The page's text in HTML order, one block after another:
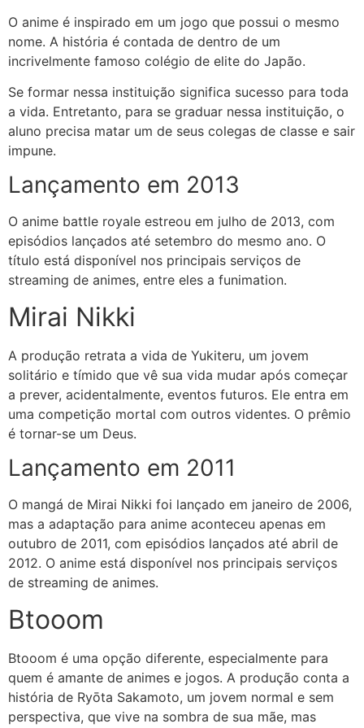
O anime é inspirado em um jogo que possui o mesmo
nome. A história é contada de dentro de um
incrivelmente famoso colégio de elite do Japão.
Se formar nessa instituição significa sucesso para toda
a vida. Entretanto, para se graduar nessa instituição, o
aluno precisa matar um de seus colegas de classe e sair
impune.
Lançamento em 2013
O anime battle royale estreou em julho de 2013, com
episódios lançados até setembro do mesmo ano. O
título está disponível nos principais serviços de
streaming de animes, entre eles a funimation.
Mirai Nikki
A produção retrata a vida de Yukiteru, um jovem
solitário e tímido que vê sua vida mudar após começar
a prever, acidentalmente, eventos futuros. Ele entra em
uma competição mortal com outros videntes. O prêmio
é tornar-se um Deus.
Lançamento em 2011
O mangá de Mirai Nikki foi lançado em janeiro de 2006,
mas a adaptação para anime aconteceu apenas em
outubro de 2011, com episódios lançados até abril de
2012. O anime está disponível nos principais serviços
de streaming de animes.
Btooom
Btooom é uma opção diferente, especialmente para
quem é amante de animes e jogos. A produção conta a
história de Ryōta Sakamoto, um jovem normal e sem
perspectiva, que vive na sombra de sua mãe, mas